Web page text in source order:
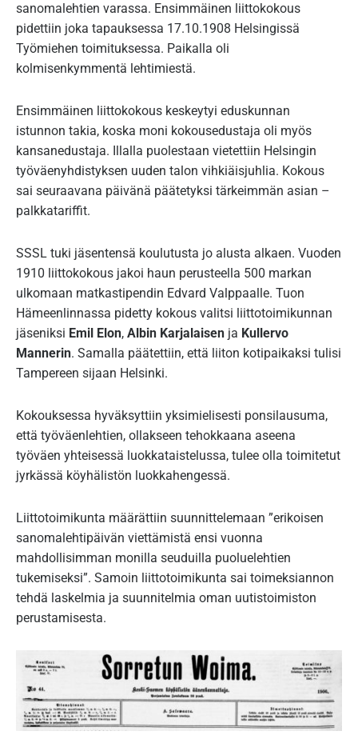
sanomalehtien varassa. Ensimmäinen liittokokous
pidettiin joka tapauksessa 17.10.1908 Helsingissä
Työmiehen toimituksessa. Paikalla oli
kolmisenkymmentä lehtimiestä.
Ensimmäinen liittokokous keskeytyi eduskunnan
istunnon takia, koska moni kokousedustaja oli myös
kansanedustaja. Illalla puolestaan vietettiin Helsingin
työväenyhdistyksen uuden talon vihkiäisjuhlia. Kokous
sai seuraavana päivänä päätetyksi tärkeimmän asian –
palkkatariffit.
SSSL tuki jäsentensä koulutusta jo alusta alkaen. Vuoden
1910 liittokokous jakoi haun perusteella 500 markan
ulkomaan matkastipendin Edvard Valppaalle. Tuon
Hämeenlinnassa pidetty kokous valitsi liittotoimikunnan
jäseniksi Emil Elon, Albin Karjalaisen ja Kullervo
Mannerin. Samalla päätettiin, että liiton kotipaikaksi tulisi
Tampereen sijaan Helsinki.
Kokouksessa hyväksyttiin yksimielisesti ponsilausuma,
että työväenlehtien, ollakseen tehokkaana aseena
työväen yhteisessä luokkataistelussa, tulee olla toimitetut
jyrkässä köyhälistön luokkahengessä.
Liittotoimikunta määrättiin suunnittelemaan ”erikoisen
sanomalehtipäivän viettämistä ensi vuonna
mahdollisimman monilla seuduilla puoluelehtien
tukemiseksi”. Samoin liittotoimikunta sai toimeksiannon
tehdä laskelmia ja suunnitelmia oman uutistoimiston
perustamisesta.